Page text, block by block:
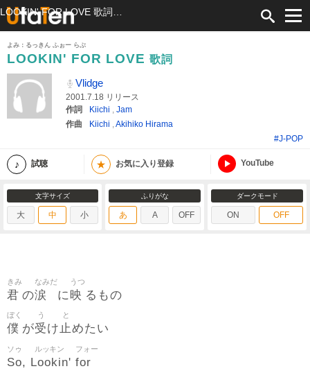
よみ：るっきん ふぉー らぶ
LOOKIN' FOR LOVE 歌詞
Vlidge
2001.7.18 リリース
作詞
Kiichi , Jam
作曲
Kiichi ,Akihiko Hirama
#J-POP
試聴 ★ お気に入り登録 YouTube
文字サイズ
大 中 小
ふりがな
あ A OFF
ダークモード
ON OFF
君
きみ
の涙
なみだ
に映
うつ
るもの
僕
ぼく
が受
う
け止
と
めたい
So
ソゥ
, Lookin
ルッキン
' for
フォー